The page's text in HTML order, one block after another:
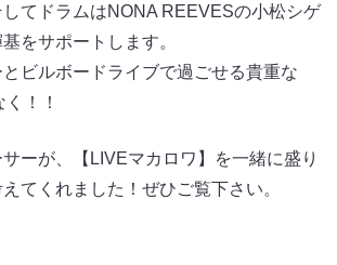
てドラムはNONA REEVESの小松シゲ
をサポートします。
ビルボードライブで過ごせる貴重な
！！
ーが、【LIVEマカロワ】を一緒に盛り
えてくれました！ぜひご覧下さい。